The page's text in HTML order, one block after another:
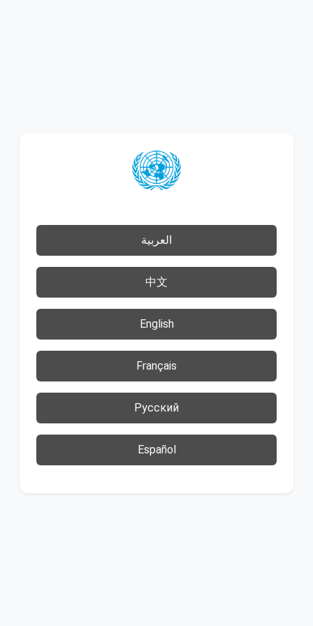
العربية
中文
English
Français
Русский
Español